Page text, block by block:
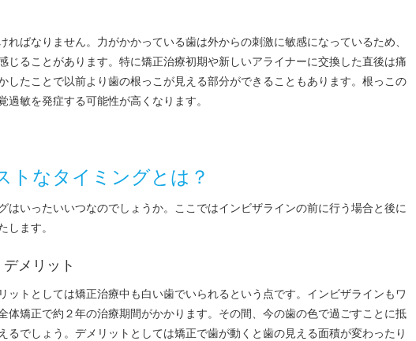
ばなりません。力がかかっている歯は外からの刺激に敏感になっているため、
じることがあります。特に矯正治療初期や新しいアライナーに交換した直後は痛
したことで以前より歯の根っこが見える部分ができることもあります。根っこの
敏を発症する可能性が高くなります。
トなタイミングとは？
はいったいいつなのでしょうか。ここではインビザラインの前に行う場合と後に
ます。
メリット
ットとしては矯正治療中も白い歯でいられるという点です。インビザラインもワ
体矯正で約２年の治療期間がかかります。その間、今の歯の色で過ごすことに抵
でしょう。デメリットとしては矯正で歯が動くと歯の見える面積が変わったり